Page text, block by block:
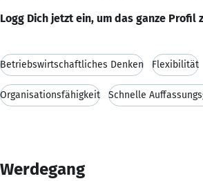
Logg Dich jetzt ein, um das ganze Profil
Betriebswirtschaftliches Denken Flexibilität
Organisationsfähigkeit Schnelle
Werdegang